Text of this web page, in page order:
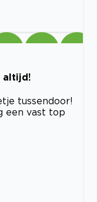
altijd!
tussendoor!
een vast top